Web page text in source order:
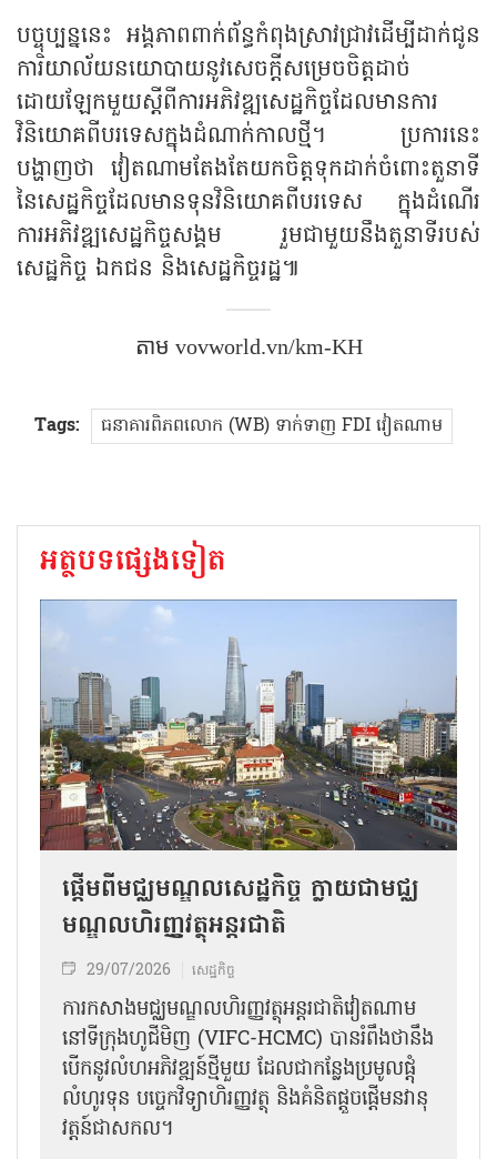
បច្ចុប្បន្ននេះ អង្គភាពពាក់ព័ន្ធកំពុងស្រាវជ្រាវដើម្បីដាក់ជូន
ការិយាល័យនយោបាយនូវសេចក្តីសម្រេចចិត្ត​ដាច់
ដោយឡែកមួយស្តីពីការអភិវឌ្ឍសេដ្ឋកិច្ច​ដែលមាន​ការ​
វិនិយោគពីបរទេសក្នុងដំណាក់កាលថ្មី។ ប្រការ​នេះ
បង្ហាញថា វៀតណាមតែងតែយកចិត្តទុកដាក់ចំពោះតួនាទី
នៃ​​សេដ្ឋកិច្ច​ដែលមាន​ទុន​វិនិយោគ​ពី​បរទេស ក្នុង​ដំណើរ
ការអភិវឌ្ឍសេដ្ឋកិច្ចសង្គម រួមជាមួយនឹងតួនាទីរបស់
សេដ្ឋកិច្ច​ ឯកជន និងសេដ្ឋកិច្ច​រដ្ឋ៕​
តាម​ vovworld.vn/km-KH
Tags: ធនាគារពិភពលោក (WB) ទាក់ទាញ​ FDI វៀតណាម​
អត្ថបទផ្សេងទៀត
ផ្តើមពីមជ្ឈមណ្ឌលសេដ្ឋកិច្ច ក្លាយជាមជ្ឈ
មណ្ឌលហិរញ្ញវត្ថុអន្តរជាតិ
29/07/2026 សេដ្ឋកិច្ច
ការ​កសាង​មជ្ឈមណ្ឌល​ហិរញ្ញវត្ថុ​អន្តរជាតិ​វៀត​ណាម
នៅទីក្រុងហូជីមិញ (VIFC-HCMC) បាន​រំពឹងថា​នឹង​
បើក​នូវ​លំហ​អភិវឌ្ឍន៍​ថ្មី​មួយ​ ដែល​ជាកន្លែងប្រមូលផ្តុំ​
លំហូរ​ទុន បច្ចេកវិទ្យា​ហិរញ្ញវត្ថុ និង​គំនិត​ផ្តួច​ផ្តើម​នវានុ
វត្តន៍​ជាសកល​។